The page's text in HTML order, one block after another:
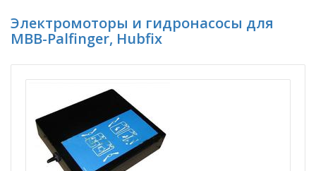
Электромоторы и гидронасосы для
MBB-Palfinger, Hubfix